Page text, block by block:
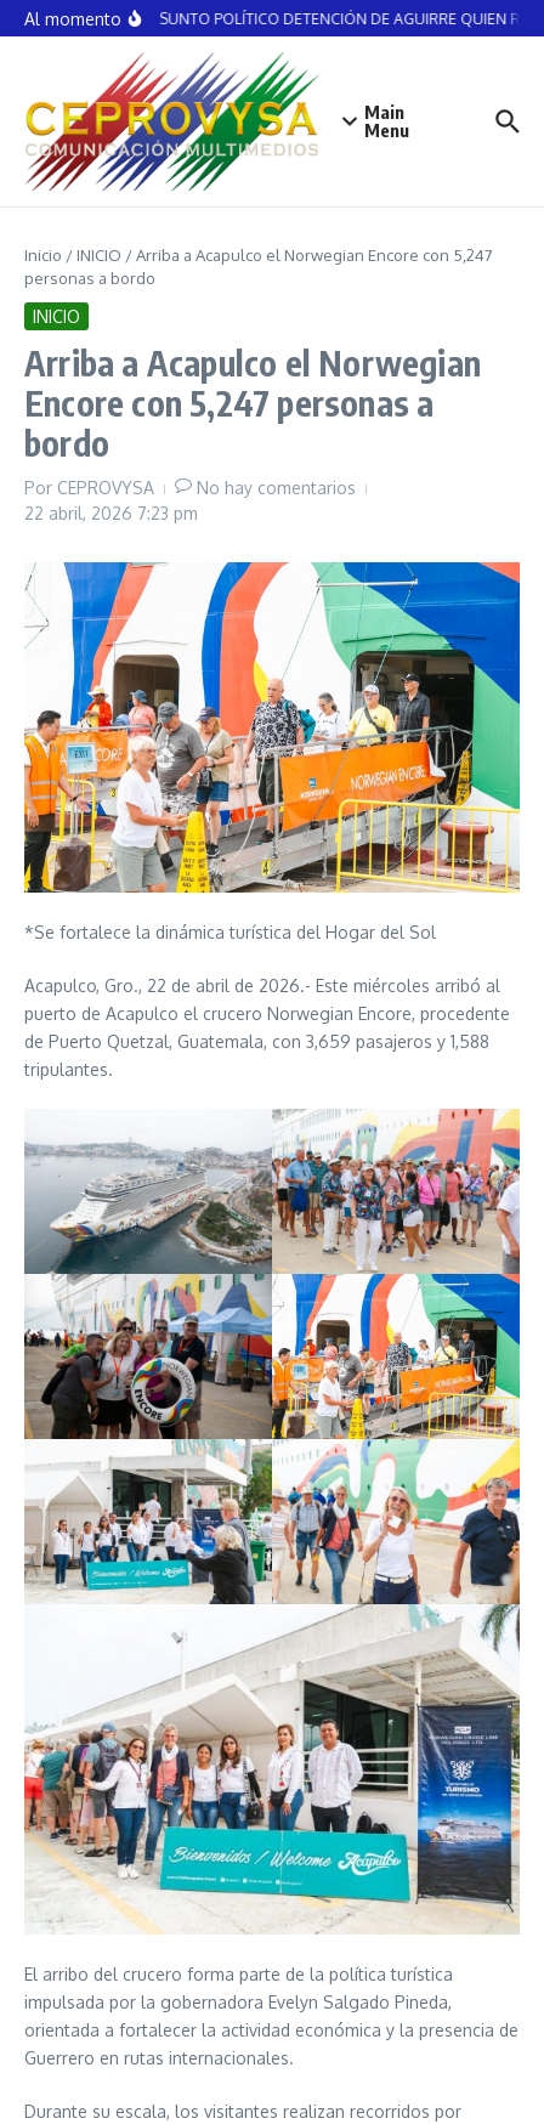
Saltar al contenido
Al momentoNO ES ASUNTO POLÍTICO DETENCIÓN DE AGUIRRE QUIEN
Main
Menu
Inicio / INICIO /Arriba a Acapulco el Norwegian Encore con 5,247
personas a bordo
INICIO
Arriba a Acapulco el Norwegian
Encore con 5,247 personas a
bordo
Por CEPROVYSA
No hay comentarios
22 abril, 2026 7:23 pm
*Se fortalece la dinámica turística del Hogar del Sol
Acapulco, Gro., 22 de abril de 2026.- Este miércoles arribó al
puerto de Acapulco el crucero Norwegian Encore, procedente
de Puerto Quetzal, Guatemala, con 3,659 pasajeros y 1,588
tripulantes.
El arribo del crucero forma parte de la política turística
impulsada por la gobernadora Evelyn Salgado Pineda,
orientada a fortalecer la actividad económica y la presencia de
Guerrero en rutas internacionales.
Durante su escala, los visitantes realizan recorridos por